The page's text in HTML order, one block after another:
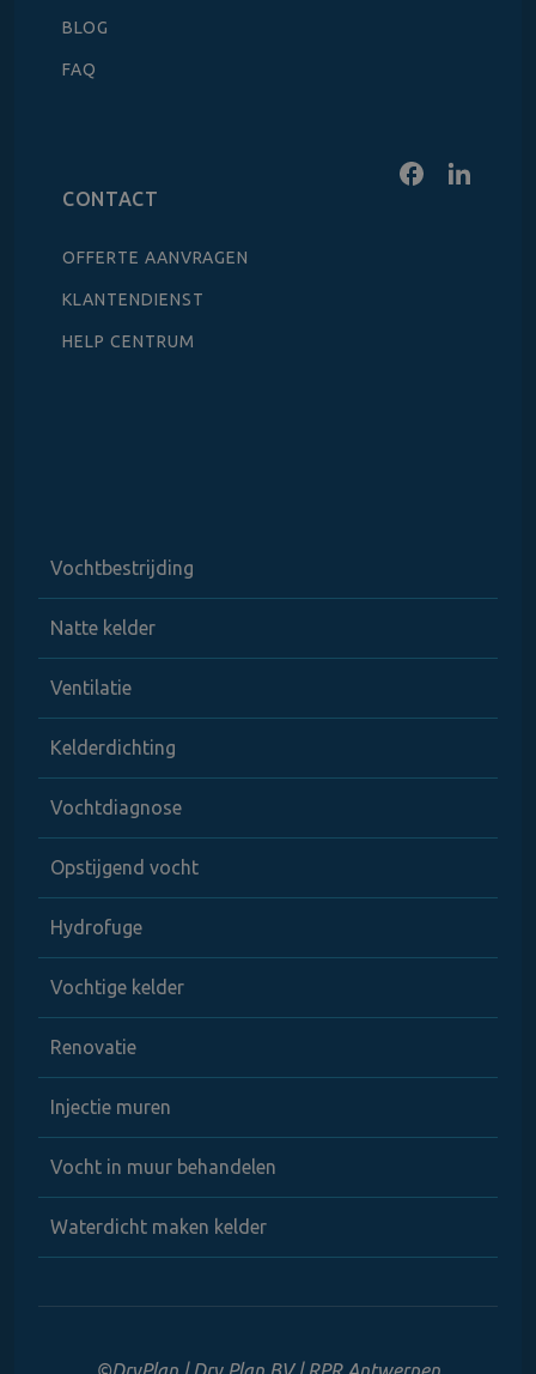
BLOG
FAQ
CONTACT
OFFERTE AANVRAGEN
KLANTENDIENST
HELP CENTRUM
Vochtbestrijding
Natte kelder
Ventilatie
Kelderdichting
Vochtdiagnose
Opstijgend vocht
Hydrofuge
Vochtige kelder
Renovatie
Injectie muren
Vocht in muur behandelen
Waterdicht maken kelder